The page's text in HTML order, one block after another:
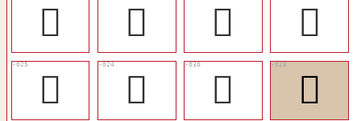
󵎦
󵎢 󵎟
󵎣
󵎥
󵎤 󵎪
󵎨